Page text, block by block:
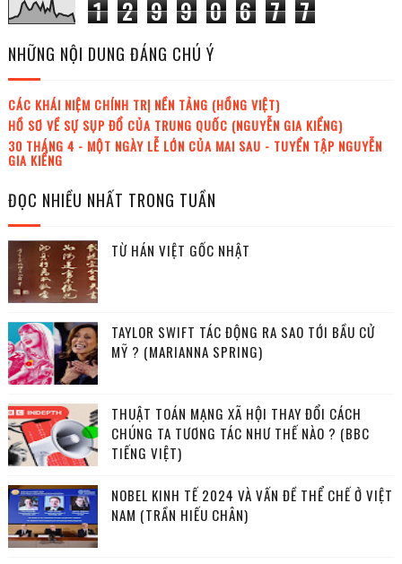
1 2 9 9 0 6 7 7
NHỮNG NỘI DUNG ĐÁNG CHÚ Ý
CÁC KHÁI NIỆM CHÍNH TRỊ NỀN TẢNG (HỒNG VIỆT)
HỒ SƠ VỀ SỰ SỤP ĐỔ CỦA TRUNG QUỐC (NGUYỄN GIA KIỂNG)
30 THÁNG 4 - MỘT NGÀY LỄ LỚN CỦA MAI SAU - TUYỂN TẬP NGUYỄN
GIA KIỂNG
ĐỌC NHIỀU NHẤT TRONG TUẦN
TỪ HÁN VIỆT GỐC NHẬT
TAYLOR SWIFT TÁC ĐỘNG RA SAO TỚI BẦU CỬ
MỸ ? (MARIANNA SPRING)
THUẬT TOÁN MẠNG XÃ HỘI THAY ĐỔI CÁCH
CHÚNG TA TƯƠNG TÁC NHƯ THẾ NÀO ? (BBC
TIẾNG VIỆT)
NOBEL KINH TẾ 2024 VÀ VẤN ĐỀ THỂ CHẾ Ở VIỆT
NAM (TRẦN HIẾU CHÂN)